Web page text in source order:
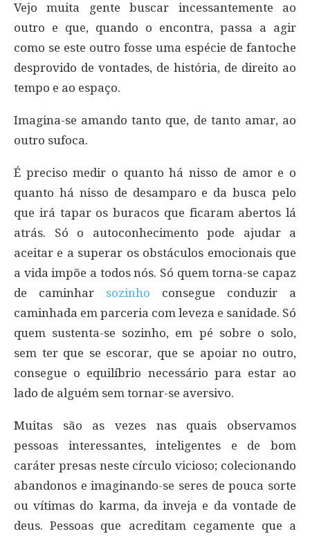
Vejo muita gente buscar incessantemente ao
outro e que, quando o encontra, passa a agir
como se este outro fosse uma espécie de fantoche
desprovido de vontades, de história, de direito ao
tempo e ao espaço.
Imagina-se amando tanto que, de tanto amar, ao
outro sufoca.
É preciso medir o quanto há nisso de amor e o
quanto há nisso de desamparo e da busca pelo
que irá tapar os buracos que ficaram abertos lá
atrás. Só o autoconhecimento pode ajudar a
aceitar e a superar os obstáculos emocionais que
a vida impõe a todos nós. Só quem torna-se capaz
de caminhar sozinho consegue conduzir a
caminhada em parceria com leveza e sanidade. Só
quem sustenta-se sozinho, em pé sobre o solo,
sem ter que se escorar, que se apoiar no outro,
consegue o equilíbrio necessário para estar ao
lado de alguém sem tornar-se aversivo.
Muitas são as vezes nas quais observamos
pessoas interessantes, inteligentes e de bom
caráter presas neste círculo vicioso; colecionando
abandonos e imaginando-se seres de pouca sorte
ou vítimas do karma, da inveja e da vontade de
deus. Pessoas que acreditam cegamente que a